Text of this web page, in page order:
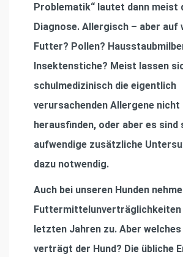
Problematik“ lautet dann meist
Diagnose. Allergisch – aber auf
Futter? Pollen?
Insektenstiche? Meist lassen
schulmedizinisch die eigentlich
verursachenden Allergene nicht
herausﬁnden, oder aber es sind
aufwendige zusätzliche
dazu notwendig.
Auch bei unseren Hunden
Futtermittelunverträglichkeiten
letzten Jahren zu. Aber
verträgt der Hund? Die übliche